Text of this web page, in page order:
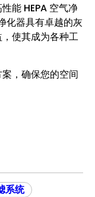
能 HEPA 空气净
化器具有卓越的灰
使其成为各种工
，确保您的空间
系统